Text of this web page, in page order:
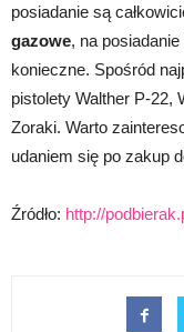
posiadanie są
gazowe, na
konieczne. Spośród
pistolety Walther P-22,
Zoraki. Warto
udaniem się po zakup
Źródło: http://